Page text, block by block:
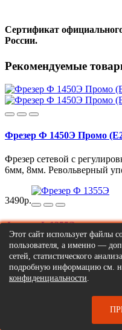
Сертификат
России.
Рекомендуемые
Фрезер Ф 1450Э Промо
Фрезер сетевой с
6мм, 8мм. Револьверный
3490р.
Фрезер Ф 1355Э
Фрезер ELITECH Ф 1355Э
обработки кромок и
Этот сайт использует файлы
пользователя, а именно —
сетей, статистического
подробную информацию см.
конфиденциальности.